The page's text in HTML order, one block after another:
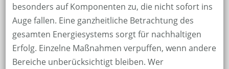
besonders auf Komponenten zu, die nicht sofort ins
Auge fallen. Eine ganzheitliche Betrachtung des
gesamten Energiesystems sorgt für nachhaltigen
Erfolg. Einzelne Maßnahmen verpuffen, wenn andere
Bereiche unberücksichtigt bleiben. Wer